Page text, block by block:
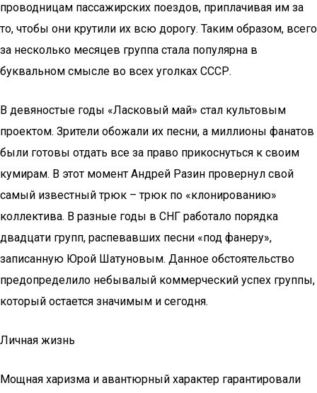
проводницам пассажирских поездов, приплачивая им за
то, чтобы они крутили их всю дорогу. Таким образом, всего
за несколько месяцев группа стала популярна в
буквальном смысле во всех уголках СССР.
В девяностые годы «Ласковый май» стал культовым
проектом. Зрители обожали их песни, а миллионы фанатов
были готовы отдать все за право прикоснуться к своим
кумирам. В этот момент Андрей Разин провернул свой
самый известный трюк – трюк по «клонированию»
коллектива. В разные годы в СНГ работало порядка
двадцати групп, распевавших песни «под фанеру»,
записанную Юрой Шатуновым. Данное обстоятельство
предопределило небывалый коммерческий успех группы,
который остается значимым и сегодня.
Личная жизнь
Мощная харизма и авантюрный характер гарантировали